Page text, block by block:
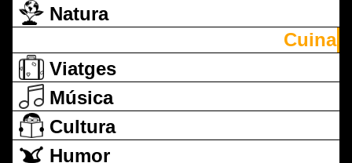
Natura
Cuina
Viatges
Música
Cultura
Humor